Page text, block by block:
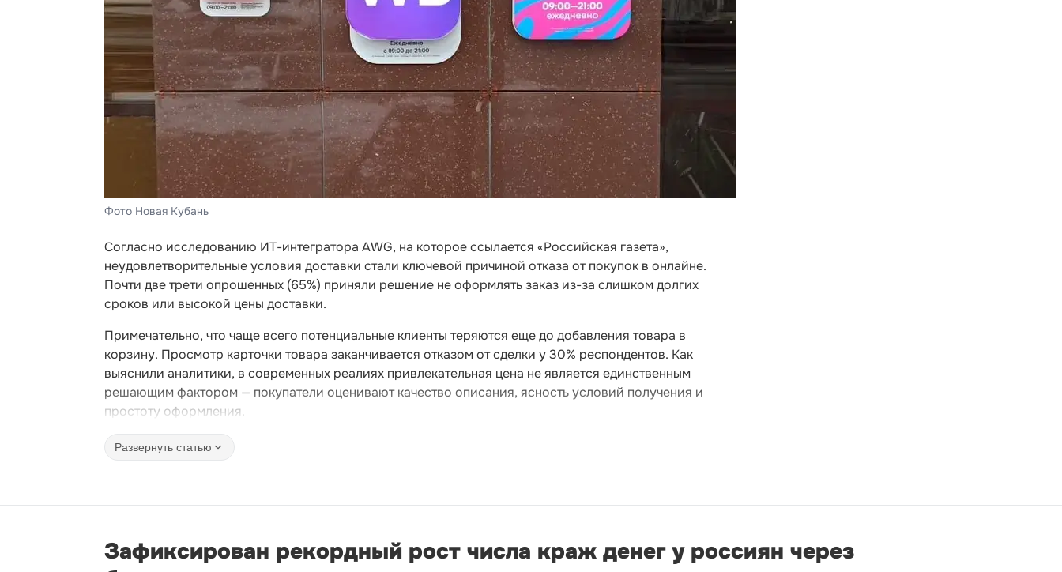
Фото Новая Кубань
Согласно исследованию ИТ-интегратора AWG, на которое ссылается «Российская газета»,
неудовлетворительные условия доставки стали ключевой причиной отказа от покупок в онлайне.
Почти две трети опрошенных (65%) приняли решение не оформлять заказ из-за слишком долгих
сроков или высокой цены доставки.
Примечательно, что чаще всего потенциальные клиенты теряются еще до добавления товара в
корзину. Просмотр карточки товара заканчивается отказом от сделки у 30% респондентов. Как
выяснили аналитики, в современных реалиях привлекательная цена не является единственным
решающим фактором — покупатели оценивают качество описания, ясность условий получения и
простоту оформления.
Развернуть статью
Зафиксирован рекордный рост числа краж денег у россиян через